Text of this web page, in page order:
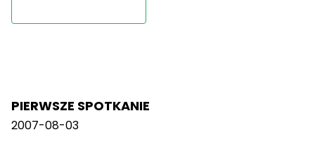
PIERWSZE SPOTKANIE
2007-08-03